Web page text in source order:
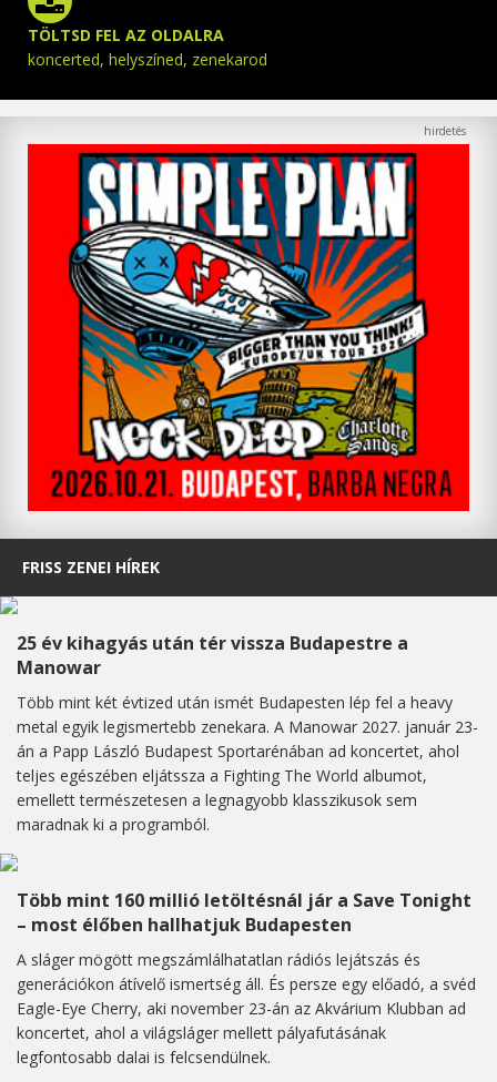
TÖLTSD FEL AZ OLDALRA
koncerted, helyszíned, zenekarod
FRISS ZENEI HÍREK
25 év kihagyás után tér vissza Budapestre a
Manowar
Több mint két évtized után ismét Budapesten lép fel a heavy
metal egyik legismertebb zenekara. A Manowar 2027. január 23-
án a Papp László Budapest Sportarénában ad koncertet, ahol
teljes egészében eljátssza a Fighting The World albumot,
emellett természetesen a legnagyobb klasszikusok sem
maradnak ki a programból.
Több mint 160 millió letöltésnál jár a Save Tonight
– most élőben hallhatjuk Budapesten
A sláger mögött megszámlálhatatlan rádiós lejátszás és
generációkon átívelő ismertség áll. És persze egy előadó, a svéd
Eagle-Eye Cherry, aki november 23-án az Akvárium Klubban ad
koncertet, ahol a világsláger mellett pályafutásának
legfontosabb dalai is felcsendülnek.